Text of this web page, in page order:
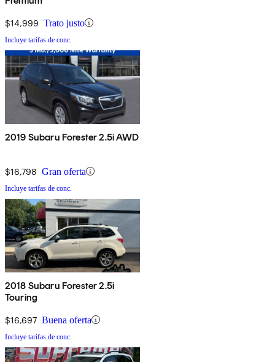
$14,999 Trato justo
Incluye tarifas de conc.
2019 Subaru Forester 2.5i AWD
$16,798 Gran oferta
Incluye tarifas de conc.
2018 Subaru Forester 2.5i
Touring
$16,697 Buena oferta
Incluye tarifas de conc.